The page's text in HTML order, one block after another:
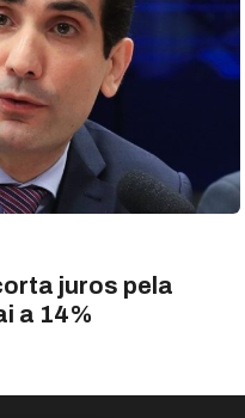
juros pela
a 14%